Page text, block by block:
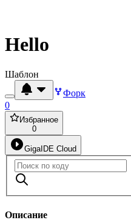
Hello
Шаблон
Форк
0
Избранное
0
GigaIDE Cloud
Описание